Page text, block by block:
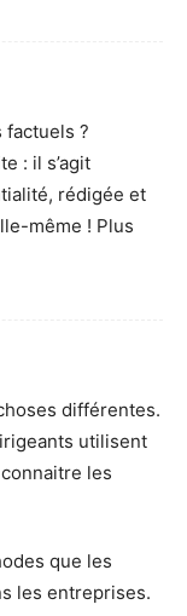
factuels ?
: il s’agit
rédigée et
même ! Plus
différentes.
utilisent
les
que les
les entreprises.